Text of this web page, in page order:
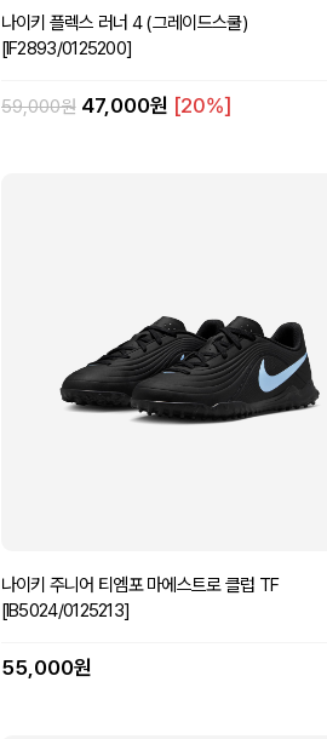
나이키 플렉스 러너 4 (그레이드스쿨)
[IF2893/0125200]
59,000원 47,000원 [20%]
나이키 주니어 티엠포 마에스트로 클럽 TF
[IB5024/0125213]
55,000원